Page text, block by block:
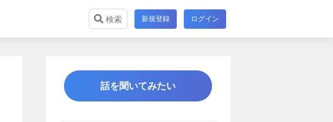
検索 新規登録 ログイン
話を聞いてみたい